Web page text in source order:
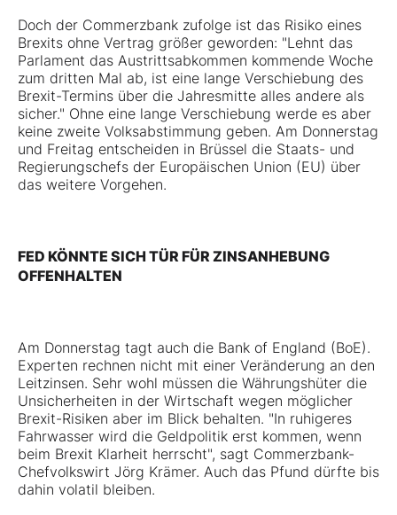
Doch der Commerzbank zufolge ist das Risiko eines
Brexits ohne Vertrag größer geworden: "Lehnt das
Parlament das Austrittsabkommen kommende Woche
zum dritten Mal ab, ist eine lange Verschiebung des
Brexit-Termins über die Jahresmitte alles andere als
sicher." Ohne eine lange Verschiebung werde es aber
keine zweite Volksabstimmung geben. Am Donnerstag
und Freitag entscheiden in Brüssel die Staats- und
Regierungschefs der Europäischen Union (EU) über
das weitere Vorgehen.
FED KÖNNTE SICH TÜR FÜR ZINSANHEBUNG
OFFENHALTEN
Am Donnerstag tagt auch die Bank of England (BoE).
Experten rechnen nicht mit einer Veränderung an den
Leitzinsen. Sehr wohl müssen die Währungshüter die
Unsicherheiten in der Wirtschaft wegen möglicher
Brexit-Risiken aber im Blick behalten. "In ruhigeres
Fahrwasser wird die Geldpolitik erst kommen, wenn
beim Brexit Klarheit herrscht", sagt Commerzbank-
Chefvolkswirt Jörg Krämer. Auch das Pfund dürfte bis
dahin volatil bleiben.